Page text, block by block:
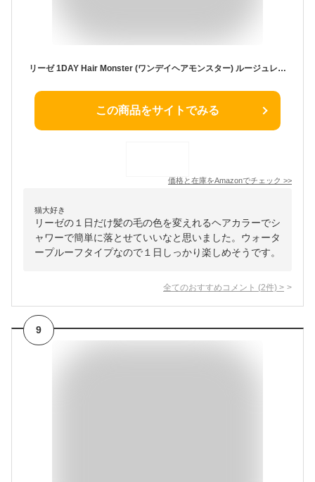
リーゼ 1DAY Hair Monster (ワンデイヘアモンスター) ルージュレッド 20ml 〔 1日だけの髪印象チェンジ ・ ウォータープルーフタイプ ・ シャンプーで簡単OFF 〕 ヘアカラー フローラルの香り
この商品をサイトでみる
価格と在庫をAmazonでチェック >>
猫大好き
リーゼの１日だけ髪の毛の色を変えれるヘアカラーでシ
ャワーで簡単に落とせていいなと思いました。ウォータ
ープルーフタイプなので１日しっかり楽しめそうです。
全てのおすすめコメント (2件) >
9